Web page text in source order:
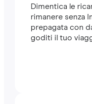
Dimentica le
rimanere senza
prepagata con
goditi il tuo